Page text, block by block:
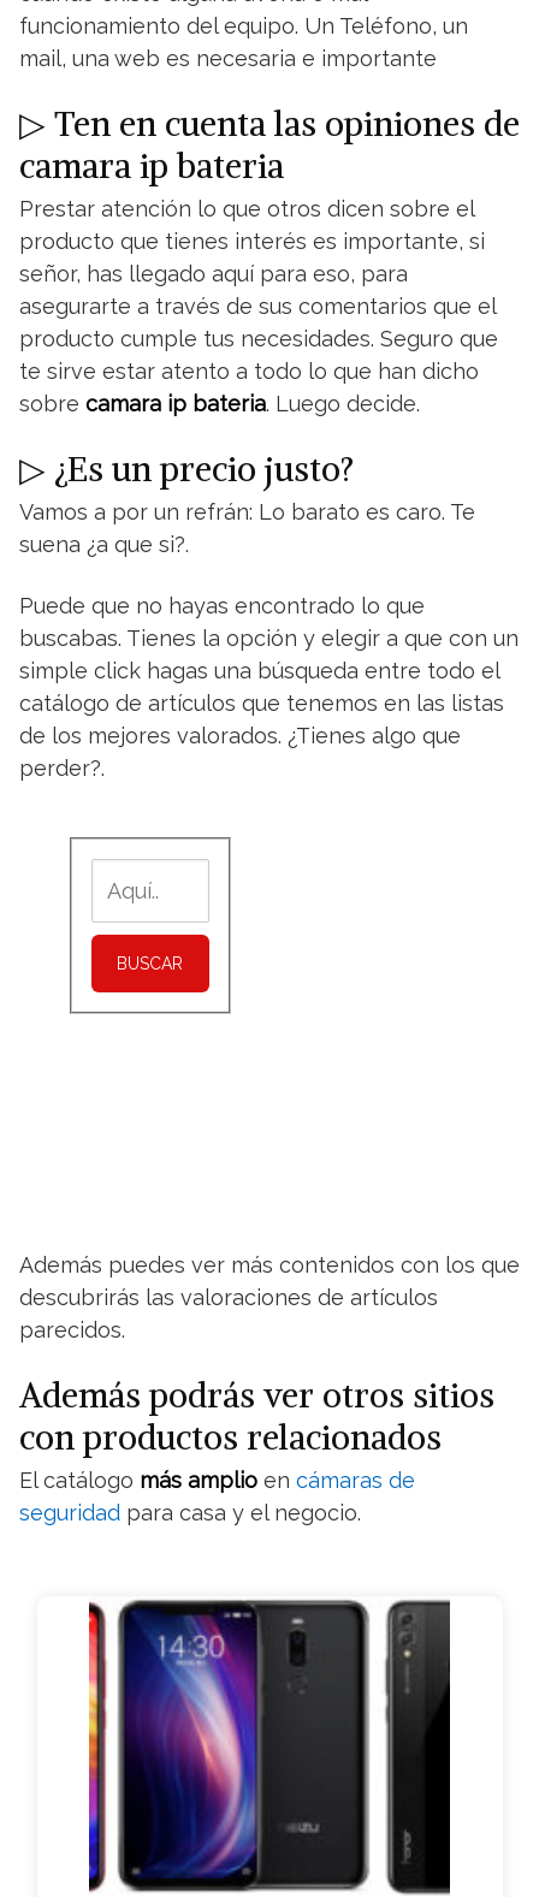
funcionamiento del equipo. Un Teléfono, un
mail, una web es necesaria e importante
▷ Ten en cuenta las opiniones de
camara ip bateria
Prestar atención lo que otros dicen sobre el
producto que tienes interés es importante, si
señor, has llegado aquí para eso, para
asegurarte a través de sus comentarios que el
producto cumple tus necesidades. Seguro que
te sirve estar atento a todo lo que han dicho
sobre camara ip bateria. Luego decide.
▷ ¿Es un precio justo?
Vamos a por un refrán: Lo barato es caro. Te
suena ¿a que si?.
Puede que no hayas encontrado lo que
buscabas. Tienes la opción y elegir a que con un
simple click hagas una búsqueda entre todo el
catálogo de artículos que tenemos en las listas
de los mejores valorados. ¿Tienes algo que
perder?.
BUSCAR
Además puedes ver más contenidos con los que
descubrirás las valoraciones de artículos
parecidos.
Además podrás ver otros sitios
con productos relacionados
El catálogo más amplio en cámaras de
seguridad para casa y el negocio.